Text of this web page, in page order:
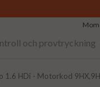
och provtryckning
1.6 HDi - Motorkod